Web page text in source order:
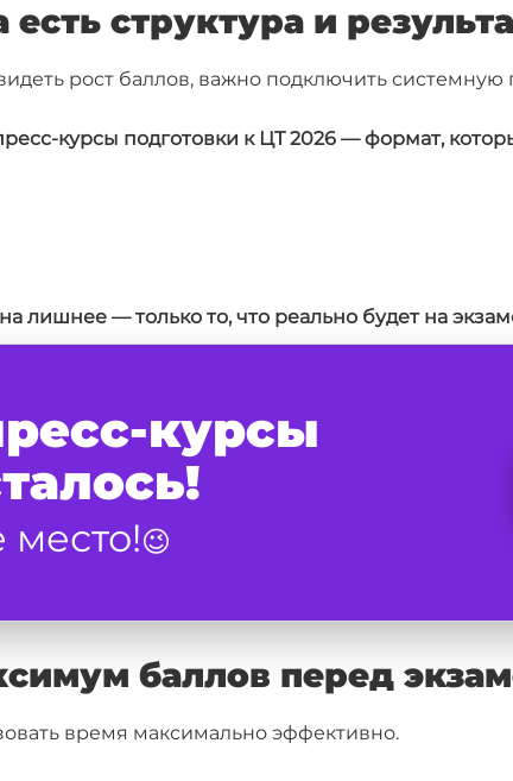
структура и
рост баллов, важно подключить системную
курсы подготовки к ЦТ 2026 — формат,
лишнее — только то, что реально будет на
курсы
😉
баллов перед
время максимально эффективно.